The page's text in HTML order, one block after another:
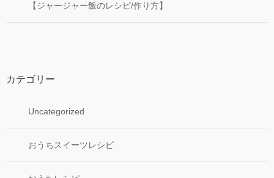
【ジャージャー飯のレシピ/作り方】
カテゴリー
Uncategorized
おうちスイーツレシピ